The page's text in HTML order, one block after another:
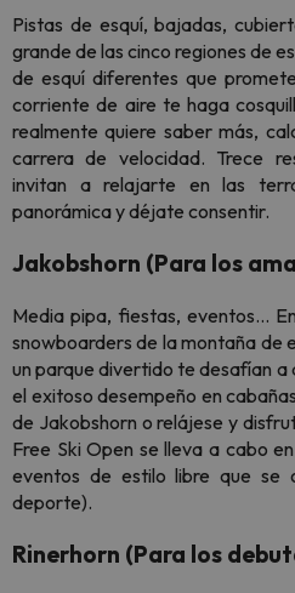
Pistas de esquí, bajadas,
grande de las cinco regiones de
de esquí diferentes que
corriente de aire te haga
realmente quiere saber más,
carrera de velocidad. Trece
invitan a relajarte en las
panorámica y déjate consentir.
Jakobshorn (Para los
Media pipa, fiestas, eventos...
snowboarders de la montaña de
un parque divertido te desafían
el exitoso desempeño en
de Jakobshorn o relájese y
Free Ski Open se lleva a cabo
eventos de estilo libre que se
deporte).
Rinerhorn (Para los